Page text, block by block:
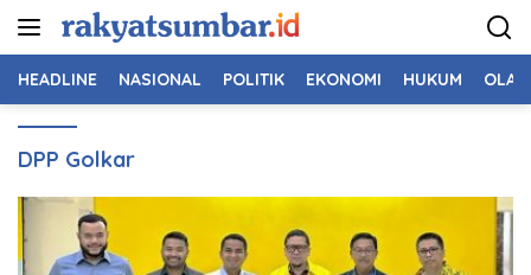
HEADLINE NASIONAL POLITIK EKONOMI HUKUM
DPP Golkar